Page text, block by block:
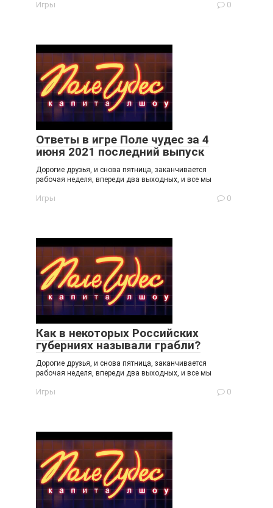
Игры 0
Ответы в игре Поле чудес за 4
июня 2021 последний выпуск
Дорогие друзья, и снова пятница, заканчивается
рабочая неделя, впереди два выходных, и все мы
Игры 0
Как в некоторых Российских
губерниях называли грабли?
Дорогие друзья, и снова пятница, заканчивается
рабочая неделя, впереди два выходных, и все мы
Игры 0